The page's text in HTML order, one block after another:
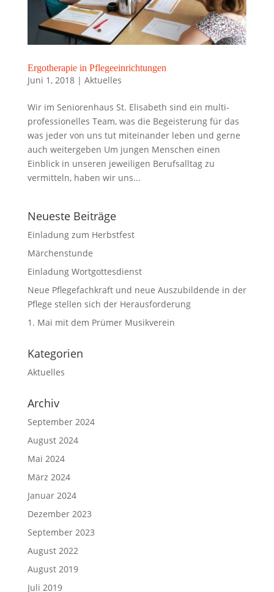
Ergotherapie in Pflegeeinrichtungen
Juni 1, 2018| Aktuelles
Wir im Seniorenhaus St. Elisabeth sind ein multi-
professionelles Team, was die Begeisterung für das
was jeder von uns tut miteinander leben und gerne
auch weitergeben Um jungen Menschen einen
Einblick in unseren jeweiligen Berufsalltag zu
vermitteln, haben wir uns...
Neueste Beiträge
Einladung zum Herbstfest
Märchenstunde
Einladung Wortgottesdienst
Neue Pflegefachkraft und neue Auszubildende in der
Pflege stellen sich der Herausforderung
1. Mai mit dem Prümer Musikverein
Kategorien
Aktuelles
Archiv
September 2024
August 2024
Mai 2024
März 2024
Januar 2024
Dezember 2023
September 2023
August 2022
August 2019
Juli 2019